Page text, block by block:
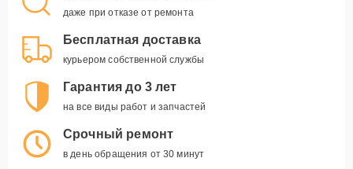
даже при отказе от ремонта
Бесплатная доставка
курьером собственной службы
Гарантия до 3 лет
на все виды работ и запчастей
Срочный ремонт
в день обращения от 30 минут